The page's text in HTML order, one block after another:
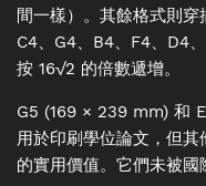
間一樣）。其餘格式則穿
C4、G4、B4、F4、D4
按 16√2 的倍數遞增。
G5 (169 × 239 mm) 和
用於印刷學位論文，但
的實用價值。它們未被國